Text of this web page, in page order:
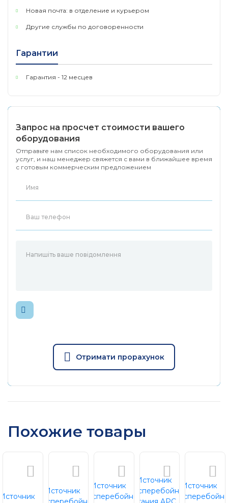
Новая почта: в отделение и курьером
Другие службы по договоренности
Гарантии
Гарантия - 12 месцев
Запрос на просчет стоимости вашего
оборудования
Отправьте нам список необходимого оборудования или
услуг, и наш менеджер свяжется с вами в ближайшее время
с готовым коммерческим предложением
Отримати прорахунок
Похожие товары